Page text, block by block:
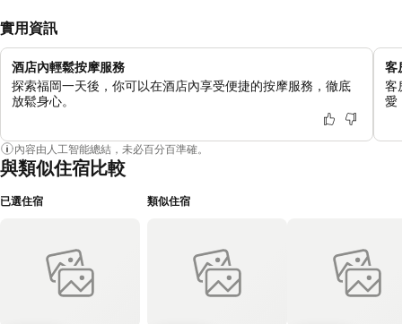
實用資訊
酒店內輕鬆按摩服務
探索福岡一天後，你可以在酒店內享受便捷的按摩服務，徹底
放鬆身心。
客
客
愛
內容由人工智能總結，未必百分百準確。
與類似住宿比較
已選住宿 類似住宿